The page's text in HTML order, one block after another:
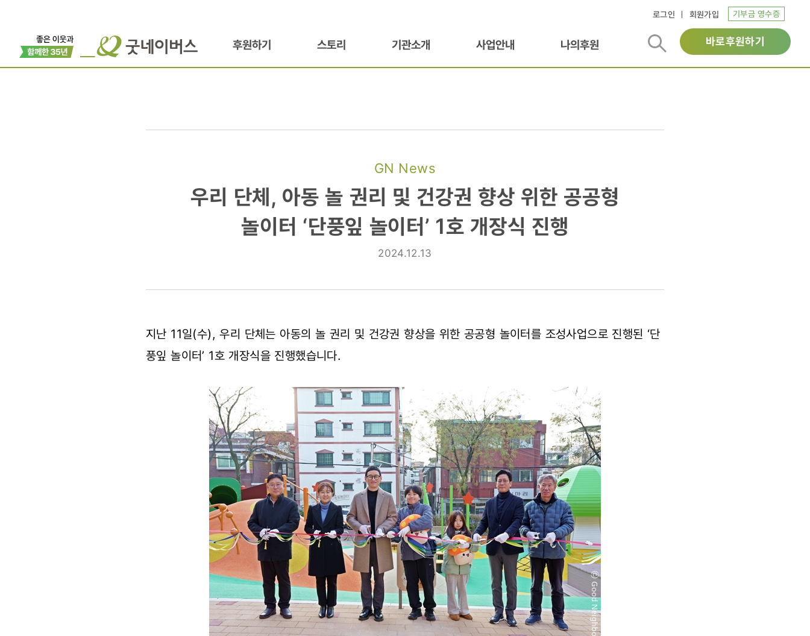
로그인 회원가입 기부금 영수증
후원하기 스토리 기관소개 사업안내 나의후원 바로후원하기
GN News
우리
놀
및
공공형
놀이터
‘단풍잎
놀이터’
개장식
우리 단체, 아동 놀 권리 및 건강권 향상 위한 공공형
놀이터 ‘단풍잎 놀이터’ 1호 개장식 진행
2024.12.13
지난 11일(수), 우리 단체는 아동의 놀 권리 및 건강권 향상을 위한 공공형 놀이터를 조성사업으로 진행된 ‘단
풍잎 놀이터’ 1호 개장식을 진행했습니다.